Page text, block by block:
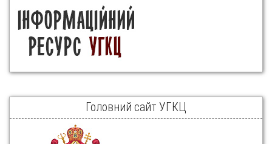
Головний сайт УГКЦ